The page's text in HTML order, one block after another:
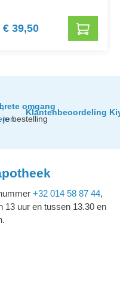
€ 39,50
omgang
je bestelling
Klantenbeoordeling
+32 014 58 87 44,
13 uur en tussen 13.30 en